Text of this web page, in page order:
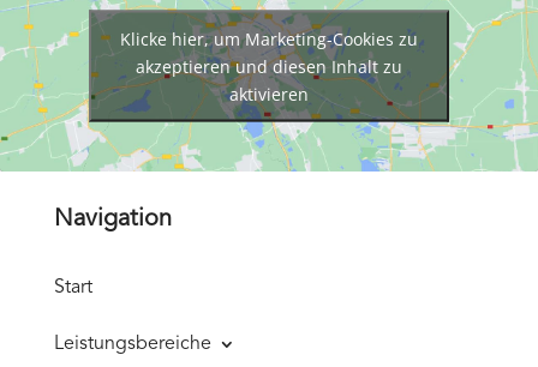
Klicke hier, um Marketing-Cookies zu
akzeptieren und diesen Inhalt zu
aktivieren
Navigation
Start
Leistungsbereiche